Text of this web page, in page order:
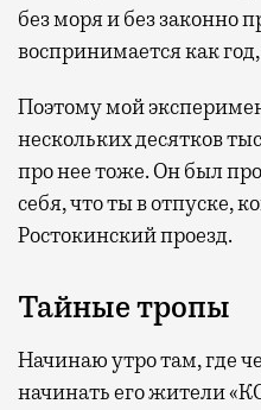
без моря и без законно
воспринимается как
Поэтому мой
нескольких десятков
про нее тоже. Он был
себя, что ты в отпуске,
Ростокинский проезд.
Тайные тропы
Начинаю утро там, где
начинать его жители